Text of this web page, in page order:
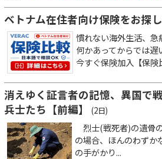
ベトナム在住者向け保険をお探
慣れない海外生活、急
何かあってからでは遅
今すぐ保険加入【保険
消えゆく証言者の記憶、異国で
兵士たち【前編】
(2日)
烈士(戦死者)の遺骨
の場合、ほんのわずか
の手がかり...